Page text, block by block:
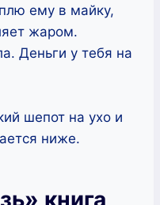
ему в майку,
жаром.
Деньги у тебя на
шепот на ухо и
ниже.
книга